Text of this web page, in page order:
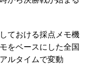
ておける採点メモ機
をベースにした全国
ルタイムで変動